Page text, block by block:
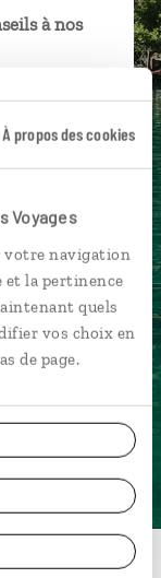
À propos des cookies
Voyages
votre navigation
et la pertinence
quels
vos choix en
de page.
à nos
au plus
du pays.
nos studios
avant,